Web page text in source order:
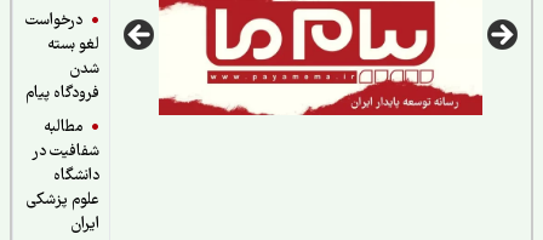
درخواست
لغو بسته
فرودگاه پیام
مطالبه
شفافیت در
دانشگاه
علوم پزشکی